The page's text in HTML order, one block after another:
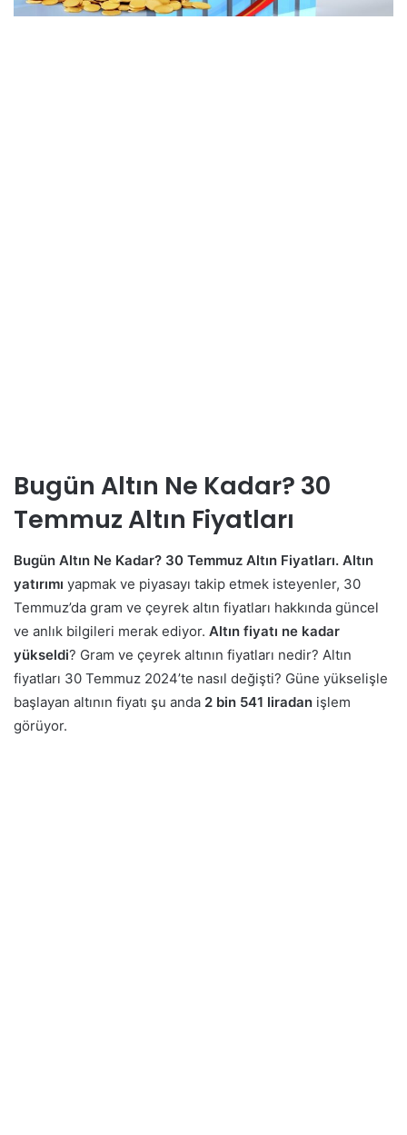
Bugün Altın Ne Kadar? 30
Temmuz Altın Fiyatları
Bugün Altın Ne Kadar? 30 Temmuz Altın Fiyatları. Altın
yatırımı yapmak ve piyasayı takip etmek isteyenler, 30
Temmuz’da gram ve çeyrek altın fiyatları hakkında güncel
ve anlık bilgileri merak ediyor. Altın fiyatı ne kadar
yükseldi? Gram ve çeyrek altının fiyatları nedir? Altın
fiyatları 30 Temmuz 2024’te nasıl değişti? Güne yükselişle
başlayan altının fiyatı şu anda 2 bin 541 liradan işlem
görüyor.